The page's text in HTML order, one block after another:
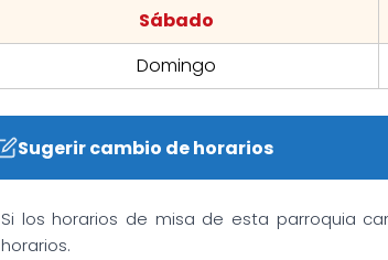
Sábado
Domingo
Sugerir cambio de horarios
Si los horarios de misa de esta parroquia
horarios.